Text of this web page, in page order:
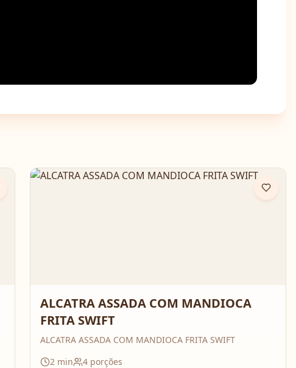
ALCATRA ASSADA COM MANDIOCA
FRITA SWIFT
ALCATRA ASSADA COM MANDIOCA FRITA SWIFT
2min 4porções